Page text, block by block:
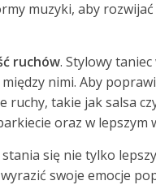
muzyki, aby
ruchów. Stylowy
nimi. Aby
ruchy, takie jak salsa
oraz w lepszym
się nie tylko
swoje emocje